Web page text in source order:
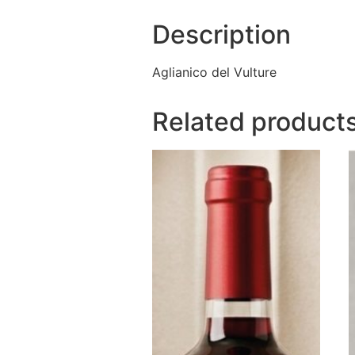
Description
Aglianico del Vulture
Related